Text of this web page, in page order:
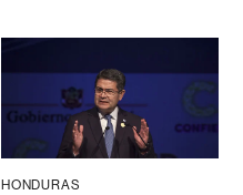
HONDURAS